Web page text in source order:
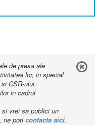
de presa ale
lor, in special
CSR-ului.
in cadrul
vrei sa publici un
ne poticontacta aici.